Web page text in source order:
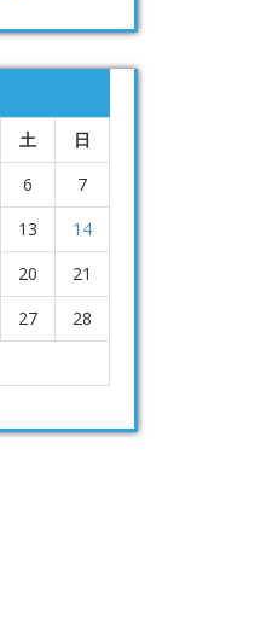
土
日
6
7
13
14
20
21
27
28